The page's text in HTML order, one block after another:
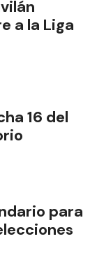
a la Liga
16 del
para